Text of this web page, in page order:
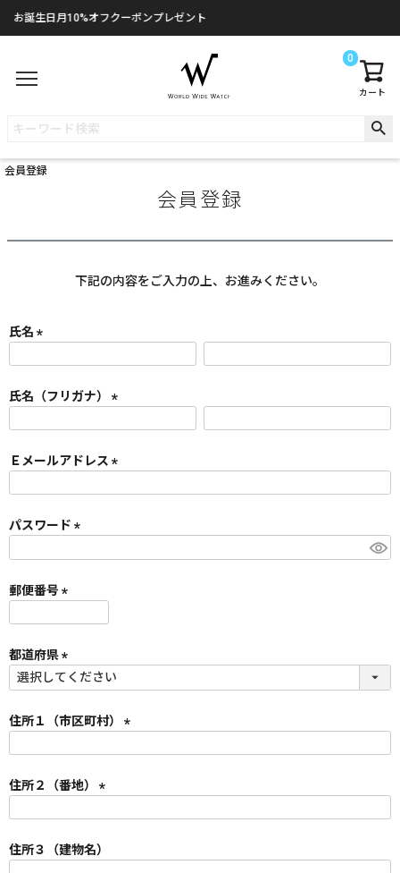
お誕生日月10%オフクーポンプレゼント
カート
0
会員登録
会員登録
下記の内容をご入力の上、お進みください。
氏名
須
)
氏名（フリガナ）
須
)
Ｅメールアドレス
)
パスワード
)
郵便番号
須
)
都道府県
(
須
)
住所１（市区町村）
)
住所２（番地）
須
)
住所３（建物名）